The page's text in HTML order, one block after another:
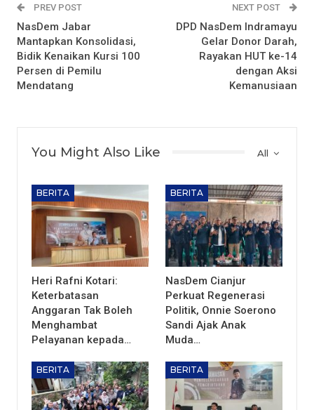
PREV POST
NasDem Jabar
Mantapkan Konsolidasi,
Bidik Kenaikan Kursi 100
Persen di Pemilu
Mendatang
NEXT POST
DPD NasDem Indramayu
Gelar Donor Darah,
Rayakan HUT ke-14
dengan Aksi
Kemanusiaan
All
You Might Also Like
BERITA
Heri Rafni Kotari:
Keterbatasan
Anggaran Tak Boleh
Menghambat
Pelayanan kepada…
BERITA
NasDem Cianjur
Perkuat Regenerasi
Politik, Onnie Soerono
Sandi Ajak Anak
Muda…
BERITA BERITA